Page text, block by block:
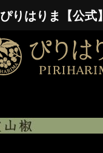
ぴりはりま【公式】